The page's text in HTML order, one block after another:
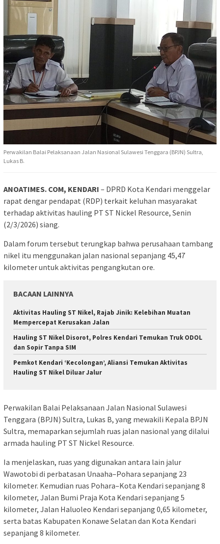
Perwakilan Balai Pelaksanaan Jalan Nasional Sulawesi Tenggara (BPJN) Sultra,
Lukas B.
ANOATIMES. COM, KENDARI – DPRD Kota Kendari menggelar
rapat dengar pendapat (RDP) terkait keluhan masyarakat
terhadap aktivitas hauling PT ST Nickel Resource, Senin
(2/3/2026) siang.
Dalam forum tersebut terungkap bahwa perusahaan tambang
nikel itu menggunakan jalan nasional sepanjang 45,47
kilometer untuk aktivitas pengangkutan ore.
BACAAN LAINNYA
Aktivitas Hauling ST Nikel, Rajab Jinik: Kelebihan Muatan
Mempercepat Kerusakan Jalan
Hauling ST Nikel Disorot, Polres Kendari Temukan Truk ODOL
dan Sopir Tanpa SIM
Pemkot Kendari ‘Kecolongan’, Aliansi Temukan Aktivitas
Hauling ST Nikel Diluar Jalur
Perwakilan Balai Pelaksanaan Jalan Nasional Sulawesi
Tenggara (BPJN) Sultra, Lukas B, yang mewakili Kepala BPJN
Sultra, memaparkan sejumlah ruas jalan nasional yang dilalui
armada hauling PT ST Nickel Resource.
Ia menjelaskan, ruas yang digunakan antara lain jalur
Wawotobi di perbatasan Unaaha–Pohara sepanjang 23
kilometer. Kemudian ruas Pohara–Kota Kendari sepanjang 8
kilometer, Jalan Bumi Praja Kota Kendari sepanjang 5
kilometer, Jalan Haluoleo Kendari sepanjang 0,65 kilometer,
serta batas Kabupaten Konawe Selatan dan Kota Kendari
sepanjang 8 kilometer.